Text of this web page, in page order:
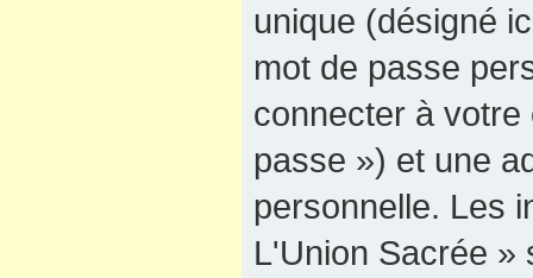
unique (désigné
mot de passe
connecter à
passe ») et une
personnelle. Les
L'Union Sacrée »